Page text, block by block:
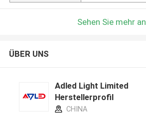
Sehen Sie mehr an
ÜBER UNS
Adled Light Limited
Herstellerprofil
CHINA